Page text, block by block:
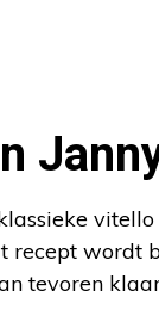
recept wordt
tevoren